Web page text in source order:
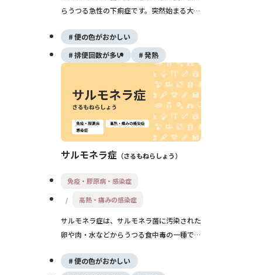
らうつる急性の下痢症です。突然始まる大量
こすことがあり、流行地域への渡航歴がある
場合は早めの受診と補液がとても大切です。
便の色がおかしい
排便回数が多い
発熱
サルモネラ症 さるもねらしょう
免疫・膠原病・感染症
高熱・痛みの感染症
サルモネラ症は、サルモネラ菌に汚染された
卵や肉・水などからうつる食中毒の一種で
っぽい下痢・嘔吐が出現し、多くは数日で自
便の色がおかしい